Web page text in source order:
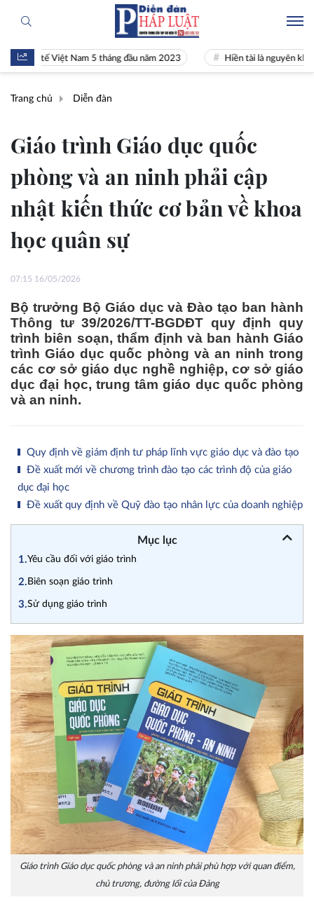
tế Việt Nam 5 tháng đầu năm 2023 Hiền tài là nguyên khí Quốc
Trang chủ Diễn đàn
Giáo trình Giáo dục quốc
phòng và an ninh phải cập
nhật kiến thức cơ bản về khoa
học quân sự
07:15 16/05/2026
Bộ trưởng Bộ Giáo dục và Đào tạo ban hành
Thông tư 39/2026/TT-BGDĐT quy định quy
trình biên soạn, thẩm định và ban hành Giáo
trình Giáo dục quốc phòng và an ninh trong
các cơ sở giáo dục nghề nghiệp, cơ sở giáo
dục đại học, trung tâm giáo dục quốc phòng
và an ninh.
Quy định về giám định tư pháp lĩnh vực giáo dục và đào tạo
Đề xuất mới về chương trình đào tạo các trình độ của giáo
dục đại học
Đề xuất quy định về Quỹ đào tạo nhân lực của doanh nghiệp
Mục lục
1.Yêu cầu đối với giáo trình
2. Biên soạn giáo trình
3.Sử dụng giáo trình
Giáo trình Giáo dục quốc phòng và an ninh phải phù hợp với quan điểm,
chủ trương, đường lối của Đảng